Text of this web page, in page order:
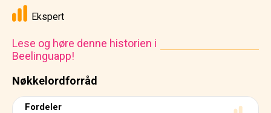
Nøkkelordforråd
Fordeler
Ekspert
Lese og høre denne historien i
Beelinguapp!